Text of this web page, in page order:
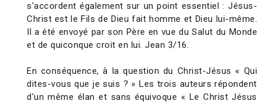
s'accordent également sur un point essentiel : Jésus-
Christ est le Fils de Dieu fait homme et Dieu lui-même.
Il a été envoyé par son Père en vue du Salut du Monde
et de quiconque croit en lui. Jean 3/16.
En conséquence, à la question du Christ-Jésus « Qui
dites-vous que je suis ? » Les trois auteurs répondent
d'un même élan et sans équivoque « Le Christ Jésus